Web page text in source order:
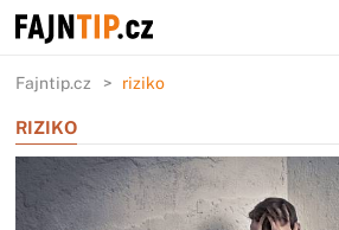
Fajntip.cz riziko
RIZIKO